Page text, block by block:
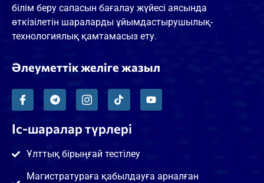
білім беру сапасын бағалау жүйесі аясында
өткізілетін шараларды ұйымдастырушылық-
технологиялық қамтамасыз ету.
Әлеуметтік желіге жазыл
Іс-шаралар түрлері
Ұлттық бірыңғай тестілеу
Магистратураға қабылдауға арналған